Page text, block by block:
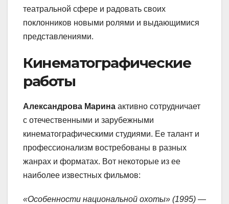
театральной сфере и радовать своих
поклонников новыми ролями и выдающимися
представлениями.
Кинематографические
работы
Александрова Марина активно сотрудничает
с отечественными и зарубежными
кинематографическими студиями. Ее талант и
профессионализм востребованы в разных
жанрах и форматах. Вот некоторые из ее
наиболее известных фильмов:
«Особенности национальной охоты» (1995) —